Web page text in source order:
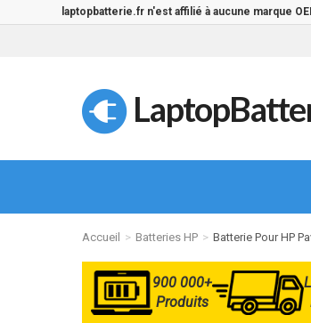
laptopbatterie.fr n'est affilié à aucune marque
Accueil Batteries HP Batterie Pour HP
900 000+
Produits